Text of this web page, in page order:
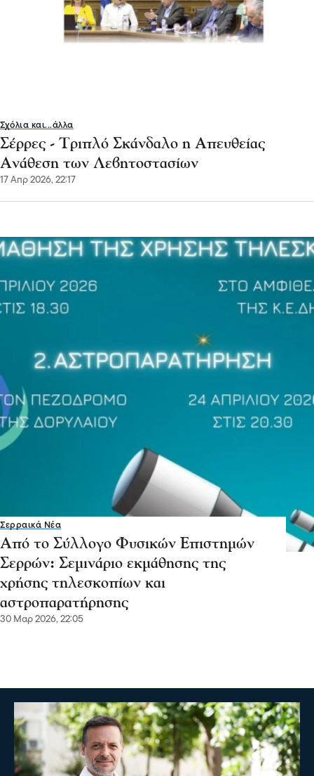
Σχόλια και...άλλα
Σέρρες - Τριπλό Σκάνδαλο η Απευθείας
Ανάθεση των Λεβητοστασίων
17 Απρ 2026, 22:17
Σερραικά Νέα
Από το Σύλλογο Φυσικών Επιστημών
Σερρών: Σεμινάριο εκμάθησης της
χρήσης τηλεσκοπίων και
αστροπαρατήρησης
30 Μαρ 2026, 22:05